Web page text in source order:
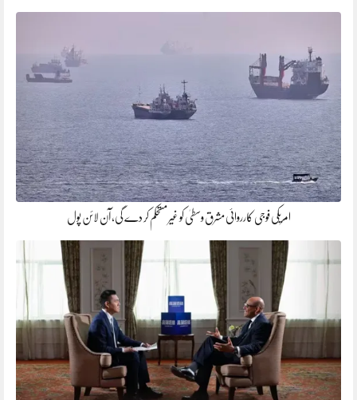
امریکی فوجی کارروائی مشرق وسطیٰ کو غیر مستحکم کر دے گی، آن لائن پول